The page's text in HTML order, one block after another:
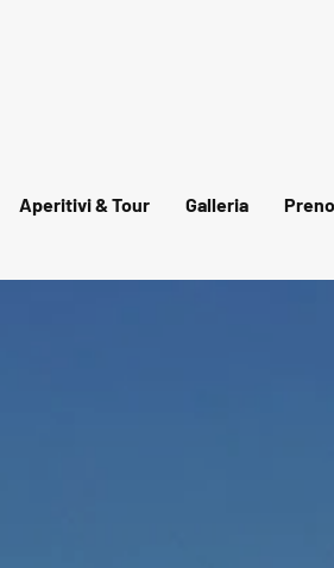
Aperitivi & Tour Galleria